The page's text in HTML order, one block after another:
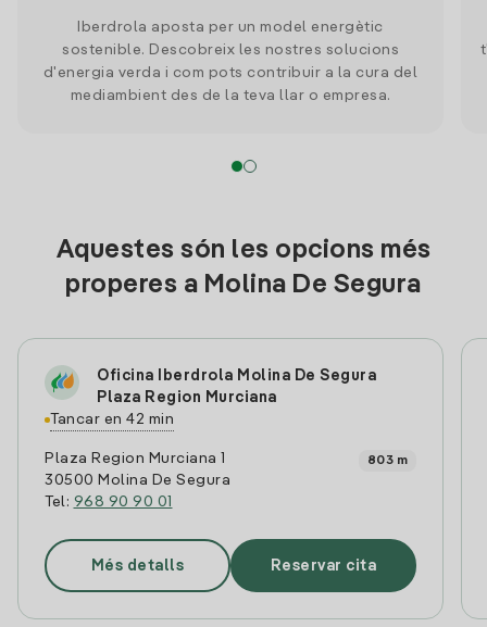
Iberdrola aposta per un model energètic
sostenible. Descobreix les nostres solucions
d'energia verda i com pots contribuir a la cura del
mediambient des de la teva llar o empresa.
Aquestes són les opcions més
properes a Molina De Segura
Oficina Iberdrola Molina De Segura
Plaza Region Murciana
Tancar en 42 min
Plaza Region Murciana 1
30500 Molina De Segura
Tel: 968 90 90 01
803 m
Més detalls Reservar cita